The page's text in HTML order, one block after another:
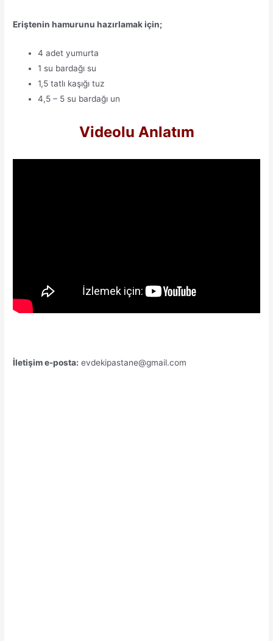
Eriştenin hamurunu hazırlamak için;
4 adet yumurta
1 su bardağı su
1,5 tatlı kaşığı tuz
4,5 – 5 su bardağı un
Videolu Anlatım
İletişim e-posta: evdekipastane@gmail.com